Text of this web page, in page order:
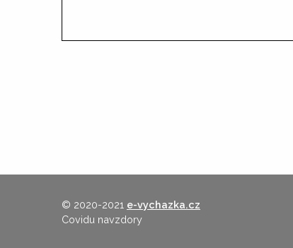
© 2020-2021 e-vychazka.cz
Covidu navzdory